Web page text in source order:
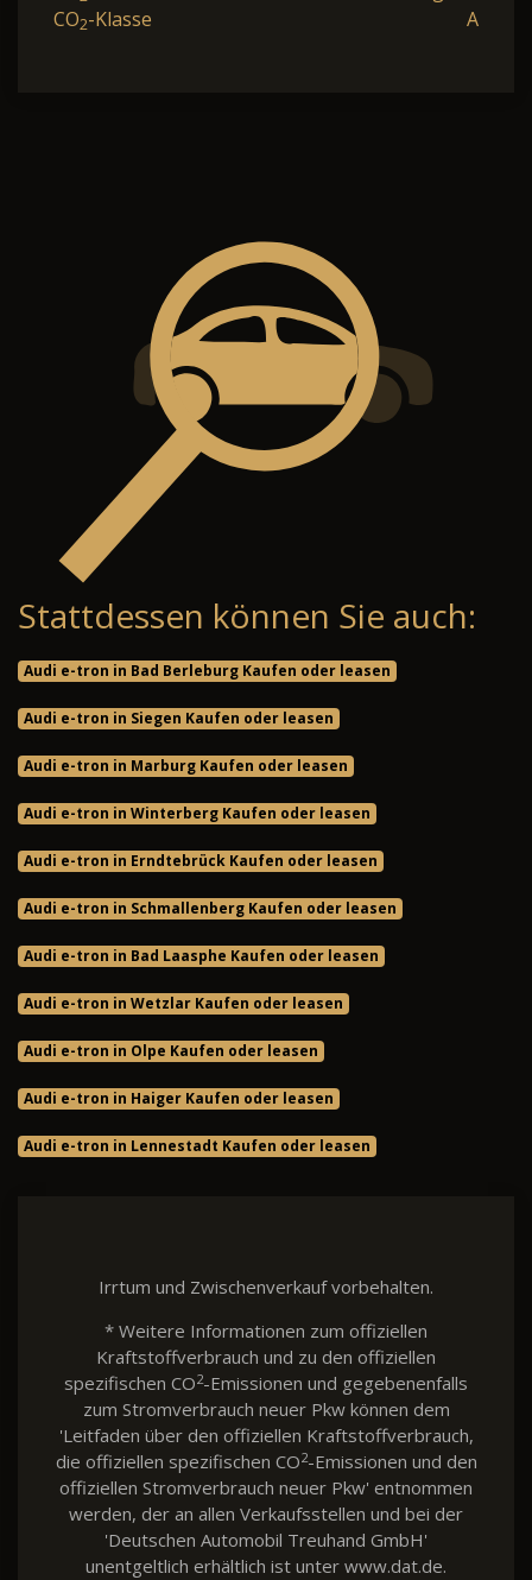
CO2-Klasse A
Stattdessen können Sie auch:
Audi e-tron in Bad Berleburg Kaufen oder leasen
Audi e-tron in Siegen Kaufen oder leasen
Audi e-tron in Marburg Kaufen oder leasen
Audi e-tron in Winterberg Kaufen oder leasen
Audi e-tron in Erndtebrück Kaufen oder leasen
Audi e-tron in Schmallenberg Kaufen oder leasen
Audi e-tron in Bad Laasphe Kaufen oder leasen
Audi e-tron in Wetzlar Kaufen oder leasen
Audi e-tron in Olpe Kaufen oder leasen
Audi e-tron in Haiger Kaufen oder leasen
Audi e-tron in Lennestadt Kaufen oder leasen
Irrtum und Zwischenverkauf vorbehalten.
* Weitere Informationen zum offiziellen
Kraftstoffverbrauch und zu den offiziellen
spezifischen CO2-Emissionen und gegebenenfalls
zum Stromverbrauch neuer Pkw können dem
'Leitfaden über den offiziellen Kraftstoffverbrauch,
die offiziellen spezifischen CO2-Emissionen und den
offiziellen Stromverbrauch neuer Pkw' entnommen
werden, der an allen Verkaufsstellen und bei der
'Deutschen Automobil Treuhand GmbH'
unentgeltlich erhältlich ist unter www.dat.de.